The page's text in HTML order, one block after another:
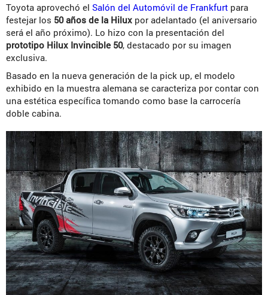
Toyota aprovechó el Salón del Automóvil de Frankfurt para
festejar los 50 años de la Hilux por adelantado (el aniversario
será el año próximo). Lo hizo con la presentación del
prototipo Hilux Invincible 50, destacado por su imagen
exclusiva.
Basado en la nueva generación de la pick up, el modelo
exhibido en la muestra alemana se caracteriza por contar con
una estética específica tomando como base la carrocería
doble cabina.